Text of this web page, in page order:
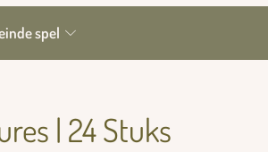
spel
| 24 Stuks